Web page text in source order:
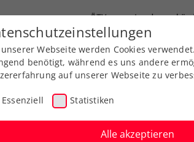
ÖTV
Ausbildungen Services
Webseite werden Cookies
benötigt, während es uns andere
auf unserer Webseite zu
Essenziell Statistiken
Alle akzeptieren